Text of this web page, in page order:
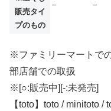
販売タイ
プのもの
– –
※ファミリーマートで
部店舗での取扱
※[○:販売中][-:未発売]
【toto】toto / minitoto /